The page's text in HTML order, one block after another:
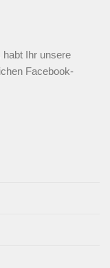
Ihr unsere
Facebook-